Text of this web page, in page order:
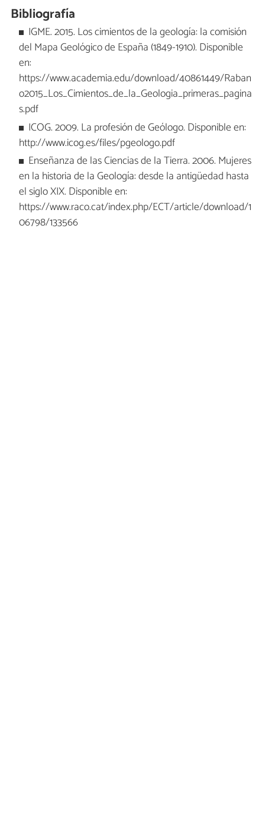
Bibliografía
IGME. 2015. Los cimientos de la geología: la comisión
del Mapa Geológico de España (1849-1910). Disponible
en:
https://www.academia.edu/download/40861449/Raban
o2015_Los_Cimientos_de_la_Geologia_primeras_pagina
s.pdf
ICOG. 2009. La profesión de Geólogo. Disponible en:
http://www.icog.es/files/pgeologo.pdf
Enseñanza de las Ciencias de la Tierra. 2006. Mujeres
en la historia de la Geología: desde la antigüedad hasta
el siglo XIX. Disponible en:
https://www.raco.cat/index.php/ECT/article/download/1
06798/133566